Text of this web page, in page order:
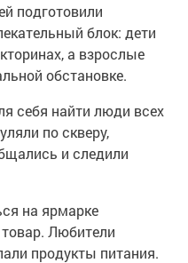
подготовили
блок: дети
а взрослые
обстановке.
себя найти люди всех
по скверу,
и следили
на ярмарке
Любители
продукты питания.